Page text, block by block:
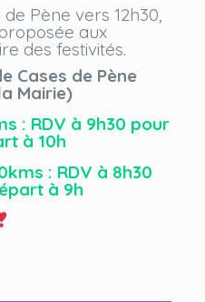
Pène vers 12h30,
aux
des festivités.
Cases de Pène
Mairie)
: RDV à 9h30 pour
à 10h
: RDV à 8h30
à 9h